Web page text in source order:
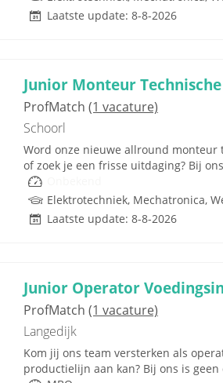
Laatste update: 8-8-2026
Junior Monteur
ProfMatch (1 vacature)
Schoorl
Word onze nieuwe allround
of zoek je een frisse uitdaging? Bij
Laatste update: 8-8-2026
Junior Operator
ProfMatch (1 vacature)
Langedijk
Kom jij ons team versterken als
productielijn aan kan? Bij ons is